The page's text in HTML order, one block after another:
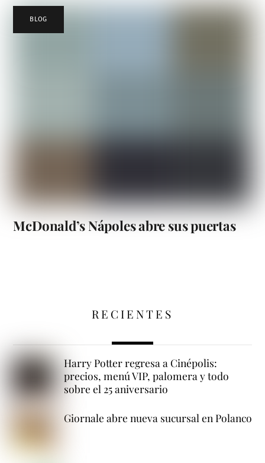
BLOG
McDonald’s Nápoles abre sus puertas
RECIENTES
Harry Potter regresa a Cinépolis:
precios, menú VIP, palomera y todo
sobre el 25 aniversario
Giornale abre nueva sucursal en Polanco